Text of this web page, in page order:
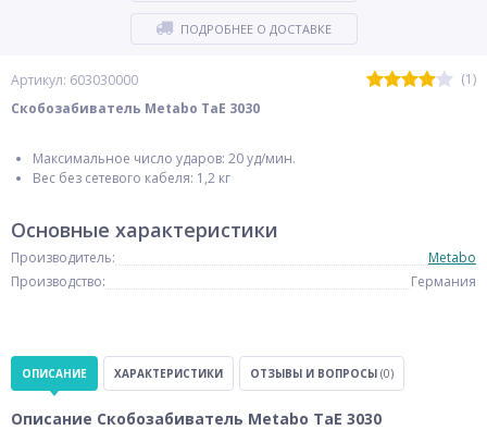
Артикул: 603030000
(1)
Cкобозабиватель Metabo TaE 3030
Максимальное число ударов: 20 уд/мин.
Вес без сетевого кабеля: 1,2 кг
ПОДРОБНЕЕ О ДОСТАВКЕ
Основные характеристики
Производитель:
Metabo
Производство:
Германия
ОПИСАНИЕ ХАРАКТЕРИСТИКИ ОТЗЫВЫ И ВОПРОСЫ (0)
Описание Cкобозабиватель Metabo TaE 3030